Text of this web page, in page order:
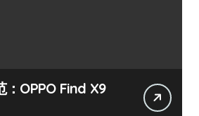
OPPO Find X9